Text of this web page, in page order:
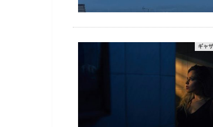
ギャ